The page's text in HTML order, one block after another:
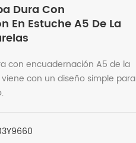
Dura Con
En Estuche A5 De La
con encuadernación A5 de la
con un diseño simple para